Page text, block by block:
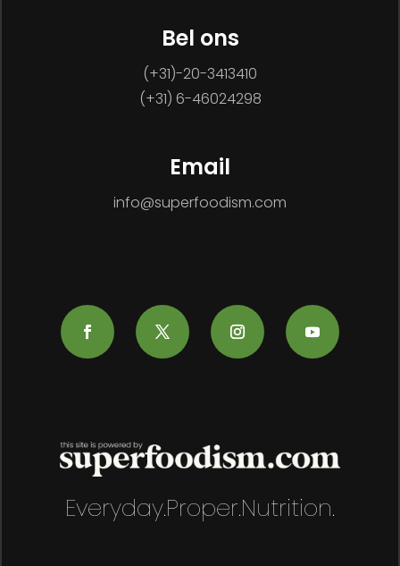
Bel ons
(+31)-20-3413410
(+31) 6-46024298
Email
info@superfoodism.com
Everyday.Proper.Nutrition.